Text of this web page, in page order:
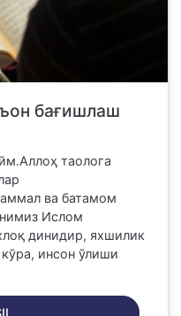
бағишлаш
таолога
ва батамом
Ислом
динидир, яхшилик
инсон ўлиши